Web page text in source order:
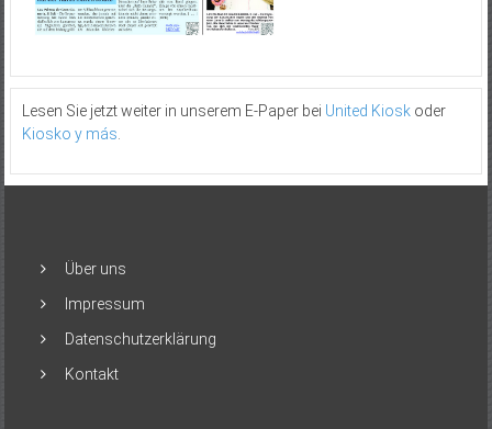
Lesen Sie jetzt weiter in unserem E-Paper bei United Kioskoder
Kiosko y más.
Über uns
Impressum
Datenschutzerklärung
Kontakt